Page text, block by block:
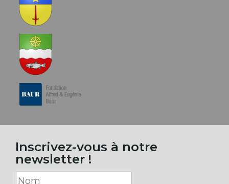
Inscrivez-vous à notre
newsletter !